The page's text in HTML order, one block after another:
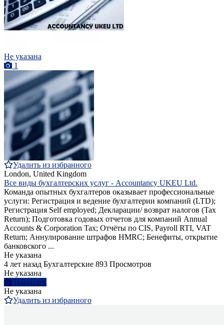
Не указана
1
Удалить из избранного
London, United Kingdom
Все виды бухгалтерских услуг - Accountancy UKEU Ltd.
Команда опытных бухгалтеров оказывает профессиональные
услуги: Регистрация и ведение бухгалтерии компаний (LTD);
Регистрация Self employed; Декларации/ возврат налогов (Tax
Return); Подготовка годовых отчетов для компаний Annual
Accounts & Corporation Tax; Отчёты по CIS, Payroll RTI, VAT
Return; Аннулирование штрафов HMRC; Бенефиты, открытие
банковского ...
Не указана
4 лет назад Бухгалтерские 893 Просмотров
Не указана
Написать
Не указана
Удалить из избранного